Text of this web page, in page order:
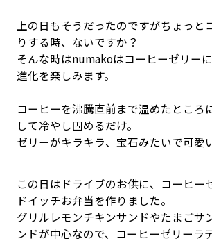
上の日もそうだったのですがちょっと
りする時、ないですか？
そんな時はnumakoはコーヒーゼリー
進化を楽しみます。
コーヒーを沸騰直前まで温めたところ
して冷やし固めるだけ。
ゼリーがキラキラ、宝石みたいで可愛
この日はドライブのお供に、コーヒー
ドイッチお弁当を作りました。
グリルレモンチキンサンドやたまごサ
ンドが中心なので、コーヒーゼリーラ